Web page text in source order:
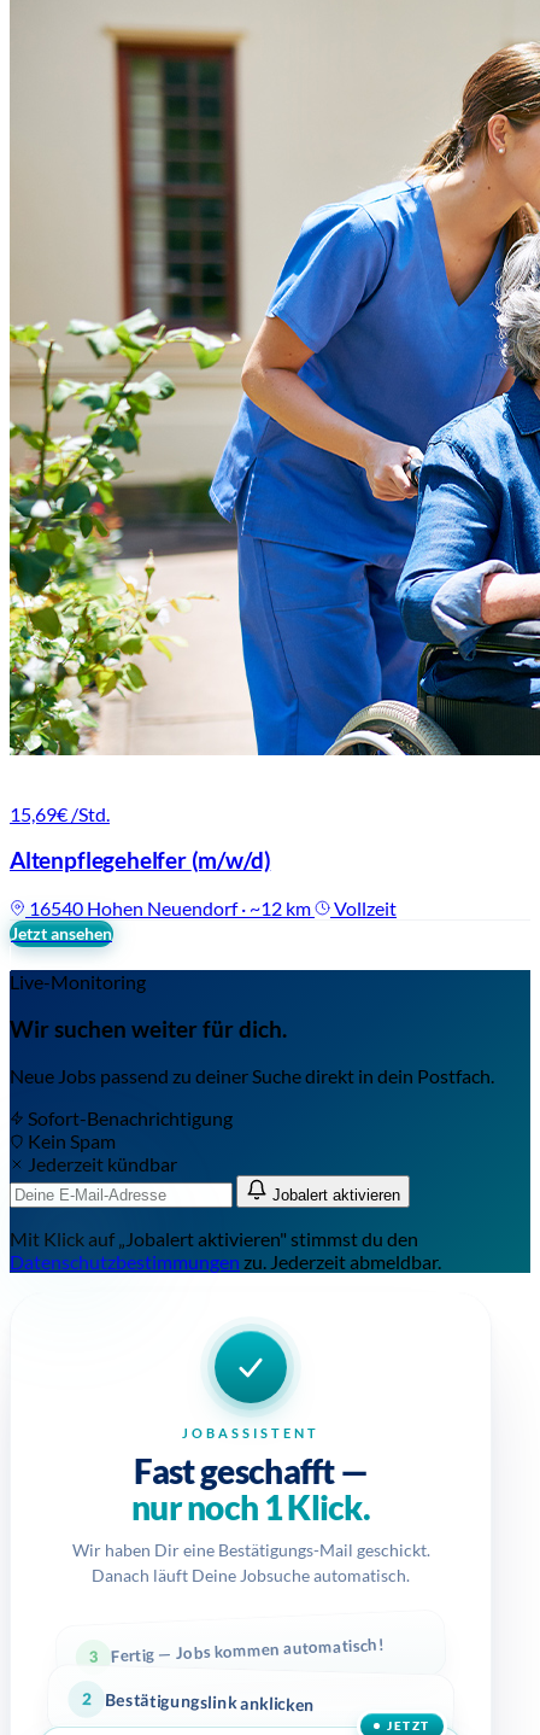
15,69€ /Std.
Altenpflegehelfer (m/w/d)
16540 Hohen Neuendorf · ~12 km Vollzeit
Jetzt ansehen
Live-Monitoring
Wir suchen weiter für dich.
Neue Jobs passend zu deiner Suche direkt in dein Postfach.
Sofort-Benachrichtigung
Kein Spam
Jederzeit kündbar
Jobalert aktivieren
Mit Klick auf „Jobalert aktivieren" stimmst du den
Datenschutzbestimmungen zu. Jederzeit abmeldbar.
JOBASSISTENT
Fast geschafft —
nur noch 1 Klick.
Wir haben Dir eine Bestätigungs-Mail geschickt.
Danach läuft Deine Jobsuche automatisch.
JETZT
2 Bestätigungslink anklicken
3 Fertig — Jobs kommen automatisch!